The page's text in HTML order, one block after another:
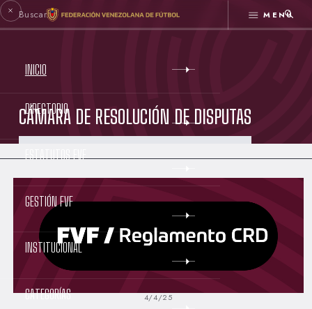
MENÚ
INICIO
DIRECTORIO
ESTATUTOS FVF
GESTIÓN FVF
INSTITUCIONAL
CATEGORÍAS
CÁMARA DE RESOLUCIÓN DE DISPUTAS
4/4/25